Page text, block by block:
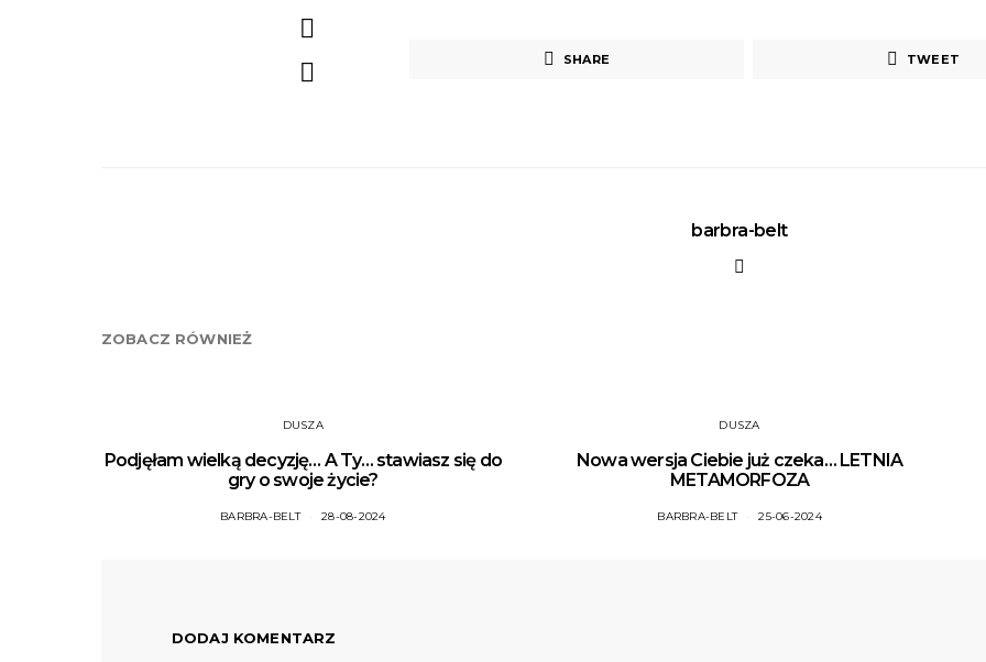
SHARE TWEET
barbra-belt
ZOBACZ RÓWNIEŻ
DUSZA
Podjęłam wielką decyzję… A Ty… stawiasz się do
gry o swoje życie?
BARBRA-BELT 28-08-2024
DUSZA
Nowa wersja Ciebie już czeka… LETNIA
METAMORFOZA
BARBRA-BELT 25-06-2024
DODAJ KOMENTARZ